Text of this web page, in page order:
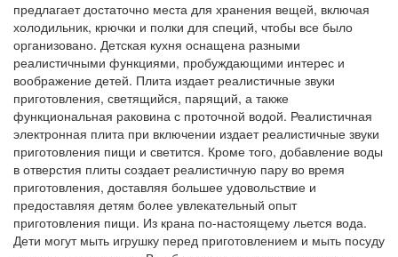
предлагает достаточно места для хранения вещей, включая
холодильник, крючки и полки для специй, чтобы все было
организовано. Детская кухня оснащена разными
реалистичными функциями, пробуждающими интерес и
воображение детей. Плита издает реалистичные звуки
приготовления, светящийся, парящий, а также
функциональная раковина с проточной водой. Реалистичная
электронная плита при включении издает реалистичные звуки
приготовления пищи и светится. Кроме того, добавление воды
в отверстия плиты создает реалистичную пару во время
приготовления, доставляя большее удовольствие и
предоставляя детям более увлекательный опыт
приготовления пищи. Из крана по-настоящему льется вода.
Дети могут мыть игрушку перед приготовлением и мыть посуду